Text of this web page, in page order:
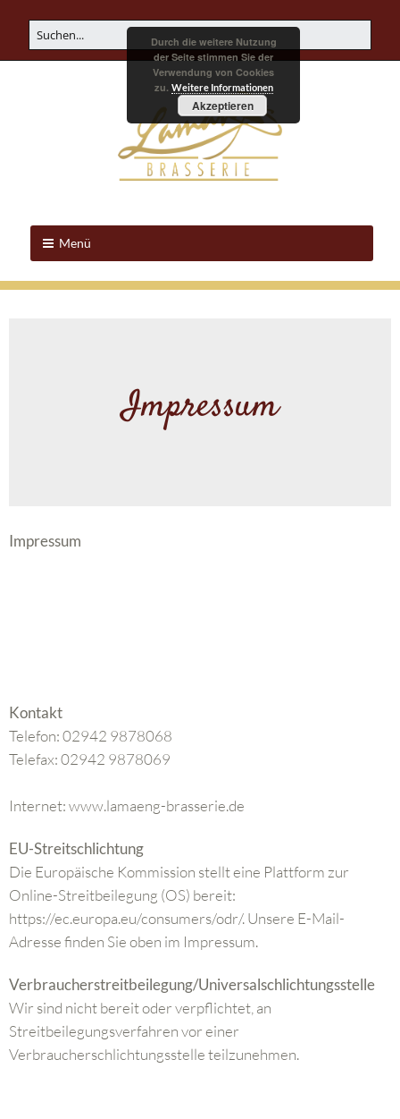
Menü
Impressum
Impressum
Kontakt
Telefon: 02942 9878068
Telefax: 02942 9878069
Internet: www.lamaeng-brasserie.de
EU-Streitschlichtung
Die Europäische Kommission stellt eine Plattform zur
Online-Streitbeilegung (OS) bereit:
https://ec.europa.eu/consumers/odr/. Unsere E-Mail-
Adresse finden Sie oben im Impressum.
Verbraucherstreitbeilegung/Universalschlichtungsstelle
Wir sind nicht bereit oder verpflichtet, an
Streitbeilegungsverfahren vor einer
Verbraucherschlichtungsstelle teilzunehmen.
Durch die weitere Nutzung
der Seite stimmen Sie der
Verwendung von Cookies
zu. Weitere Informationen
Akzeptieren